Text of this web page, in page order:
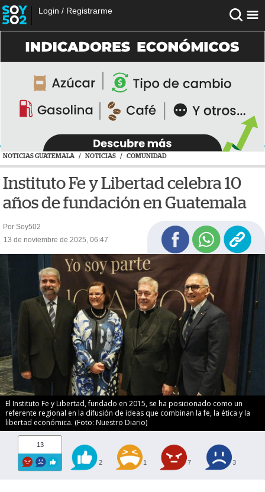
Login / Registrarme
NOTICIAS GUATEMALA / NOTICIAS / COMUNIDAD
Instituto Fe y Libertad celebra 10
años de fundación en Guatemala
Por Soy502
13 de noviembre de 2025, 06:47
El Instituto Fe y Libertad, fundado en 2015, se ha posicionado como un
referente regional en la difusión de ideas que combinan la fe, la ética y la
libertad económica. (Foto: Nuestro Diario)
13
2 1 7 3